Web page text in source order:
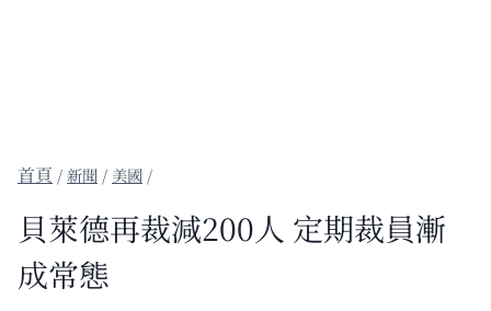
/新聞 / 美國 /
貝萊德再裁減200人 定期裁員漸
成常態